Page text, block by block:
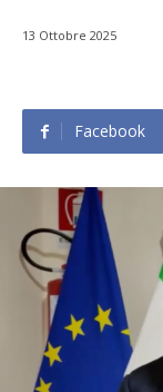
13 Ottobre 2025
Facebook